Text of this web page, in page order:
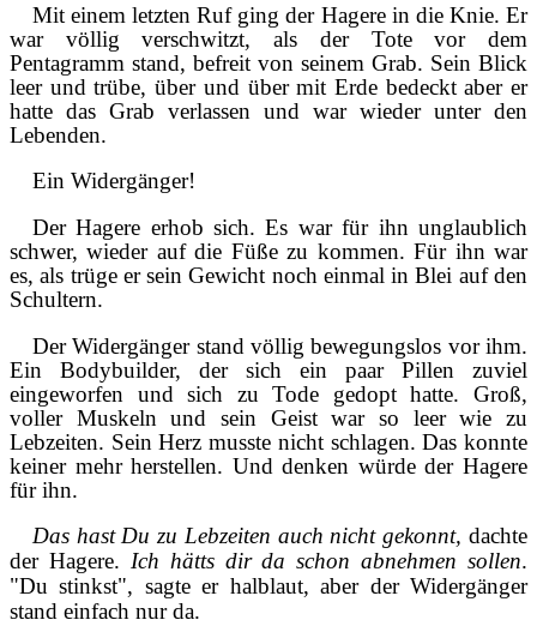
Mit einem letzten Ruf ging der Hagere in die Knie. Er
war völlig verschwitzt, als der Tote vor dem
Pentagramm stand, befreit von seinem Grab. Sein Blick
leer und trübe, über und über mit Erde bedeckt aber er
hatte das Grab verlassen und war wieder unter den
Lebenden.
Ein Widergänger!
Der Hagere erhob sich. Es war für ihn unglaublich
schwer, wieder auf die Füße zu kommen. Für ihn war
es, als trüge er sein Gewicht noch einmal in Blei auf den
Schultern.
Der Widergänger stand völlig bewegungslos vor ihm.
Ein Bodybuilder, der sich ein paar Pillen zuviel
eingeworfen und sich zu Tode gedopt hatte. Groß,
voller Muskeln und sein Geist war so leer wie zu
Lebzeiten. Sein Herz musste nicht schlagen. Das konnte
keiner mehr herstellen. Und denken würde der Hagere
für ihn.
Das hast Du zu Lebzeiten auch nicht gekonnt, dachte
der Hagere. Ich hätts dir da schon abnehmen sollen.
"Du stinkst", sagte er halblaut, aber der Widergänger
stand einfach nur da.